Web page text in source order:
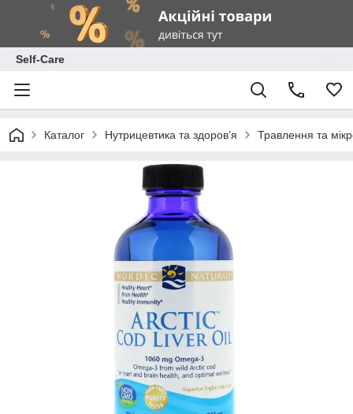
Self-Care
Каталог Нутрицевтика та здоров’я Травлення та